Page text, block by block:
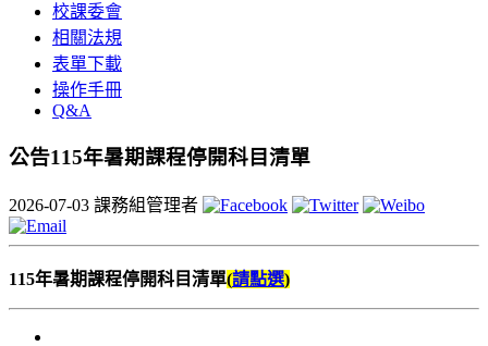
校課委會
相關法規
表單下載
操作手冊
Q&A
公告115年暑期課程停開科目清單
2026-07-03 課務組管理者
115年暑期課程停開科目清單(請點選)